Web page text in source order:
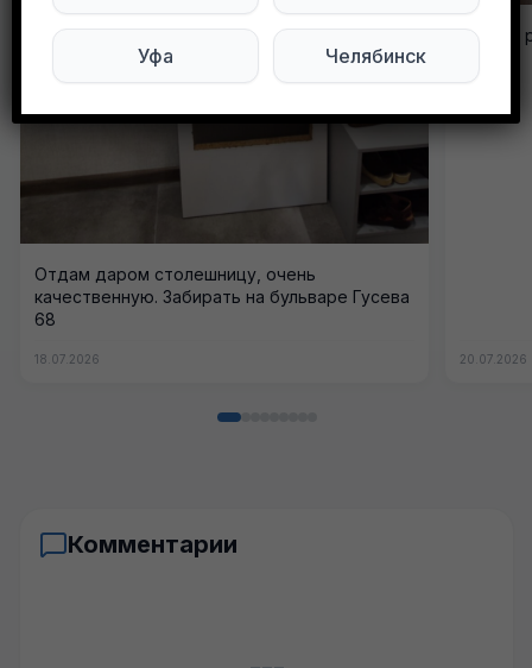
Отдам даром столешницу, очень
качественную. Забирать на бульваре Гусева
68
18.07.2026
Отдам,
20.07.2026
Комментарии
Уфа Челябинск